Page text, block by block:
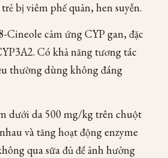
bị viêm phế quản, hen suyễn.
Cineole cảm ứng CYP gan, đặc
Có khả năng tương tác
thường dùng không đáng
dưới da 500 mg/kg trên chuột
và tăng hoạt động enzyme
qua sữa đủ để ảnh hưởng